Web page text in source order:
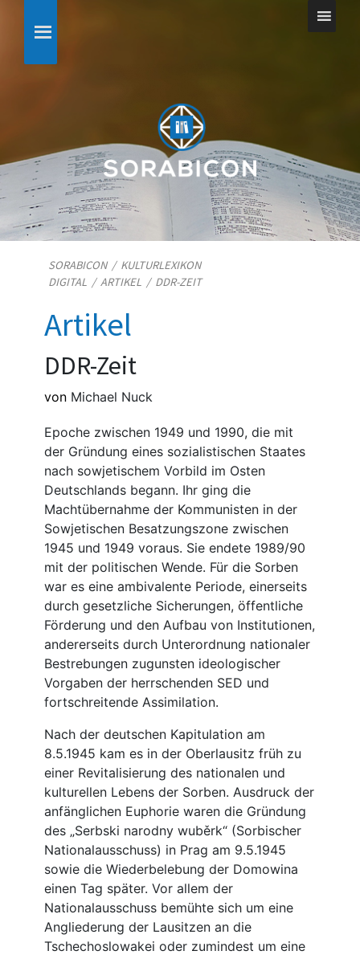
SORABICON/ KULTURLEXIKON
DIGITAL / ARTIKEL / DDR-ZEIT
Artikel
DDR-Zeit